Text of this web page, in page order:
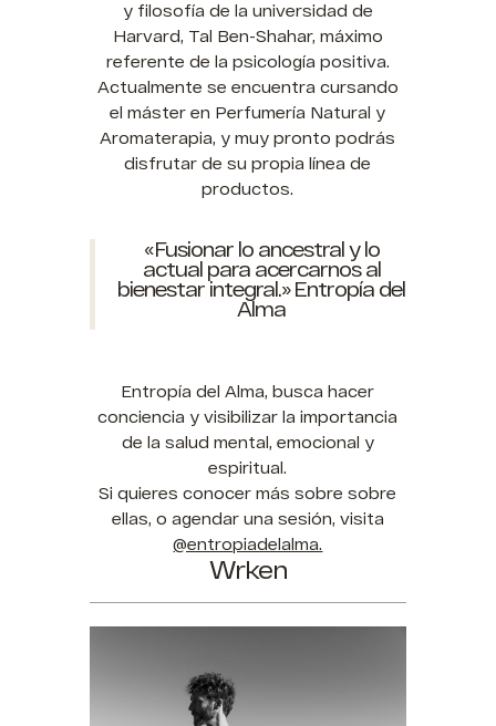
y filosofía de la universidad de
Harvard, Tal Ben-Shahar, máximo
referente de la psicología positiva.
Actualmente se encuentra cursando
el máster en Perfumería Natural y
Aromaterapia, y muy pronto podrás
disfrutar de su propia línea de
productos.
«Fusionar lo ancestral y lo
actual para acercarnos al
bienestar integral.» Entropía del
Alma
Entropía del Alma, busca hacer
conciencia y visibilizar la importancia
de la salud mental, emocional y
espiritual.
Si quieres conocer más sobre sobre
ellas, o agendar una sesión, visita
@entropiadelalma.
Wrken